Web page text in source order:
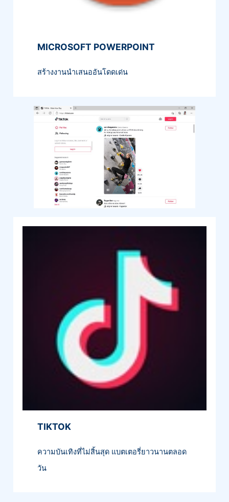
MICROSOFT POWERPOINT
สร้างงานนำเสนออันโดดเด่น
TIKTOK
ความบันเทิงที่ไม่สิ้นสุด แบตเตอรี่ยาวนานตลอด
วัน